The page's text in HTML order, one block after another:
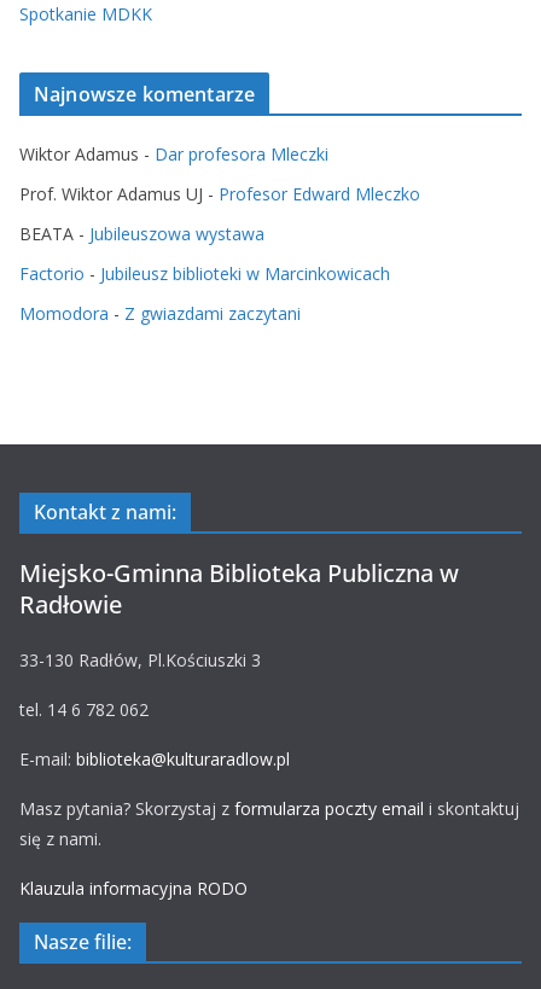
Spotkanie MDKK
Najnowsze komentarze
Wiktor Adamus - Dar profesora Mleczki
Prof. Wiktor Adamus UJ - Profesor Edward Mleczko
BEATA - Jubileuszowa wystawa
Factorio - Jubileusz biblioteki w Marcinkowicach
Momodora - Z gwiazdami zaczytani
Kontakt z nami:
Miejsko-Gminna Biblioteka Publiczna w
Radłowie
33-130 Radłów, Pl.Kościuszki 3
tel. 14 6 782 062
E-mail: biblioteka@kulturaradlow.pl
Masz pytania? Skorzystaj z formularza poczty email i skontaktuj
się z nami.
Klauzula informacyjna RODO
Nasze filie: